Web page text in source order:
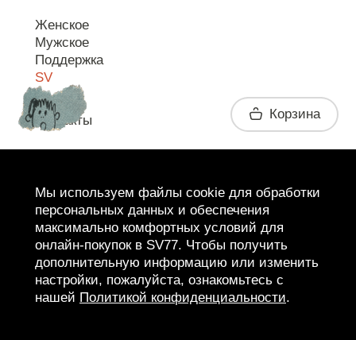
Женское
Мужское
Поддержка
SV
Контакты Корзина
Мы используем файлы cookie для обработки
персональных данных и обеспечения
максимально комфортных условий для
онлайн-покупок в SV77. Чтобы получить
дополнительную информацию или изменить
настройки, пожалуйста, ознакомьтесь с
нашей Политикой конфиденциальности.